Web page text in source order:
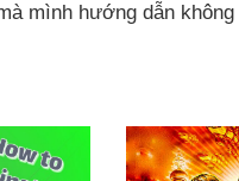
mình hướng dẫn